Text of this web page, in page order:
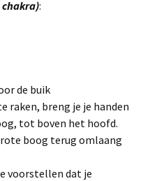
:
de buik
raken, breng je je handen
tot boven het hoofd.
boog terug omlaang
voorstellen dat je